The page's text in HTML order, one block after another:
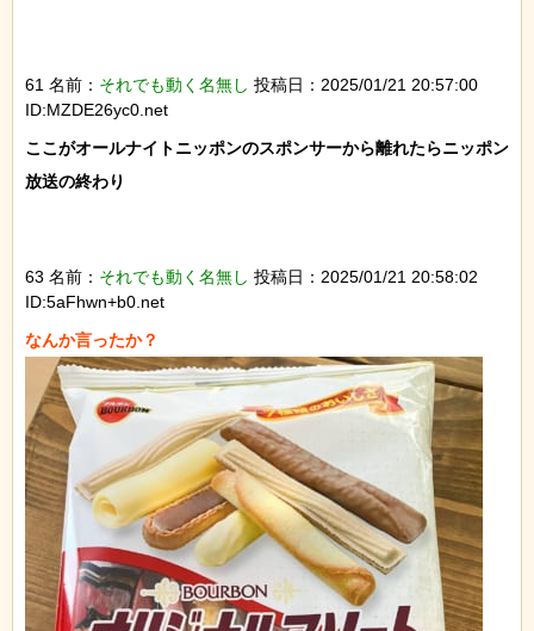
61 名前： それでも動く名無し 投稿日：2025/01/21 20:57:00
ID:MZDE26yc0.net
ここがオールナイトニッポンのスポンサーから離れたらニッポン
放送の終わり
63 名前： それでも動く名無し 投稿日：2025/01/21 20:58:02
ID:5aFhwn+b0.net